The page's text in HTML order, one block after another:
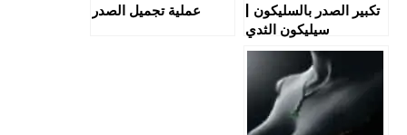
تكبير الصدر بالسليكون |
سيليكون الثدي
عملية تجميل الصدر